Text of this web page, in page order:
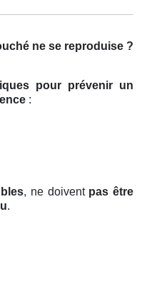
ne se reproduise ?
pour prévenir un
:
, ne doivent pas être
.